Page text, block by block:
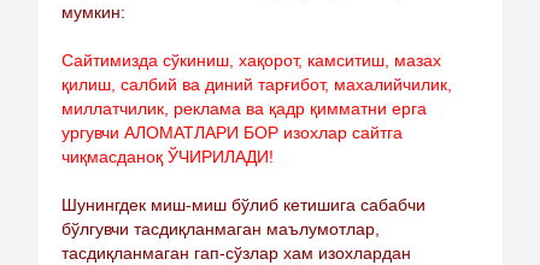
мумкин:
Сайтимизда сўкиниш, хақорот, камситиш, мазах
қилиш, салбий ва диний тарғибот, махалийчилик,
миллатчилик, реклама ва қадр қимматни ерга
ургувчи АЛОМАТЛАРИ БОР изохлар сайтга
чиқмасданоқ ЎЧИРИЛАДИ!
Шунингдек миш-миш бўлиб кетишига сабабчи
бўлгувчи тасдиқланмаган маълумотлар,
тасдиқланмаган гап-сўзлар хам изохлардан